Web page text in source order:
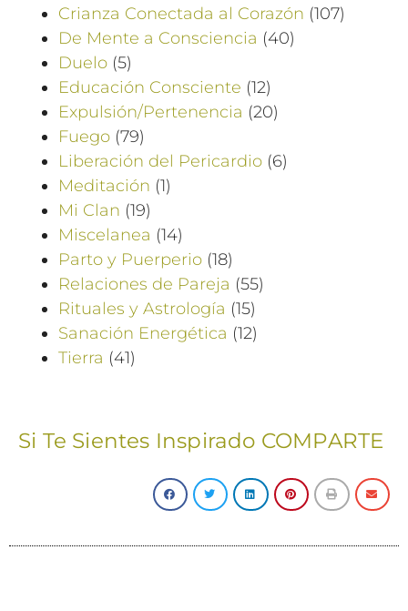
Crianza Conectada al Corazón (107)
De Mente a Consciencia (40)
Duelo (5)
Educación Consciente (12)
Expulsión/Pertenencia (20)
Fuego (79)
Liberación del Pericardio (6)
Meditación (1)
Mi Clan (19)
Miscelanea (14)
Parto y Puerperio (18)
Relaciones de Pareja (55)
Rituales y Astrología (15)
Sanación Energética (12)
Tierra (41)
Si Te Sientes Inspirado COMPARTE